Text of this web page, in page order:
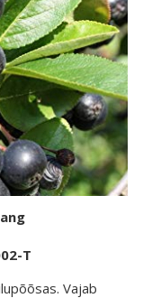
T
Vajab